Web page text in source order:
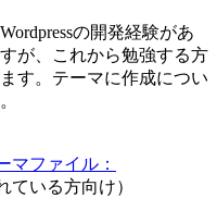
の開発経験があ
が、これから勉強する方
す。テーマに作成につい
マファイル：
ている方向け）